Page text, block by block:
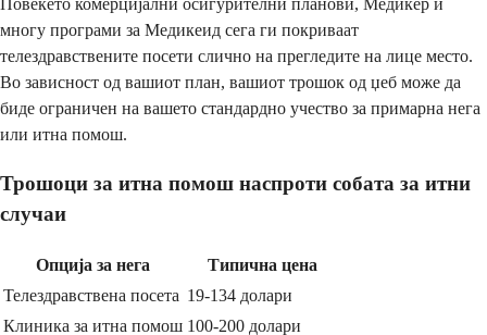
Повеќето комерцијални осигурителни планови, Медикер и
многу програми за Медикеид сега ги покриваат
телездравствените посети слично на прегледите на лице место.
Во зависност од вашиот план, вашиот трошок од џеб може да
биде ограничен на вашето стандардно учество за примарна нега
или итна помош.
Трошоци за итна помош наспроти собата за итни
случаи
Опција за нега
Типична цена
Телездравствена посета 19-134 долари
Клиника за итна помош 100-200 долари